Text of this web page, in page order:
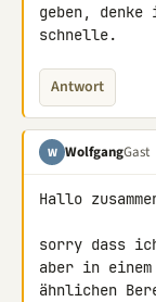
geben,
schnelle.
Antwort
W WolfgangGast
Hallo
sorry dass
aber in
ähnlichen